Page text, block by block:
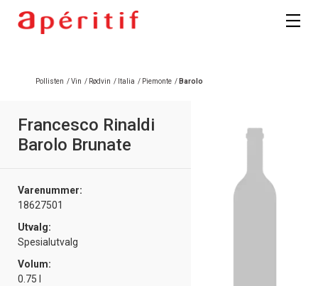
Pollisten /Vin / Rødvin / Italia / Piemonte / Barolo
Francesco Rinaldi
Barolo Brunate
Varenummer:
18627501
Utvalg:
Spesialutvalg
Volum:
0.75 l